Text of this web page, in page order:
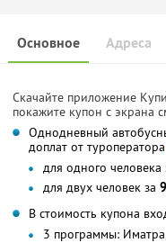
Основное Адреса
Скачайте приложение
покажите купон с экрана
Однодневный
доплат от туроператора
для одного человека
для двух человек за
В стоимость купона
3 программы: